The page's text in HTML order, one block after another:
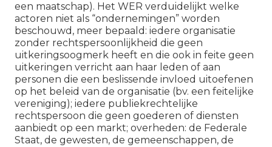
een maatschap). Het WER verduidelijkt welke
actoren niet als “ondernemingen” worden
beschouwd, meer bepaald: iedere organisatie
zonder rechtspersoonlijkheid die geen
uitkeringsoogmerk heeft en die ook in feite geen
uitkeringen verricht aan haar leden of aan
personen die een beslissende invloed uitoefenen
op het beleid van de organisatie (bv. een feitelijke
vereniging); iedere publiekrechtelijke
rechtspersoon die geen goederen of diensten
aanbiedt op een markt; overheden: de Federale
Staat, de gewesten, de gemeenschappen, de